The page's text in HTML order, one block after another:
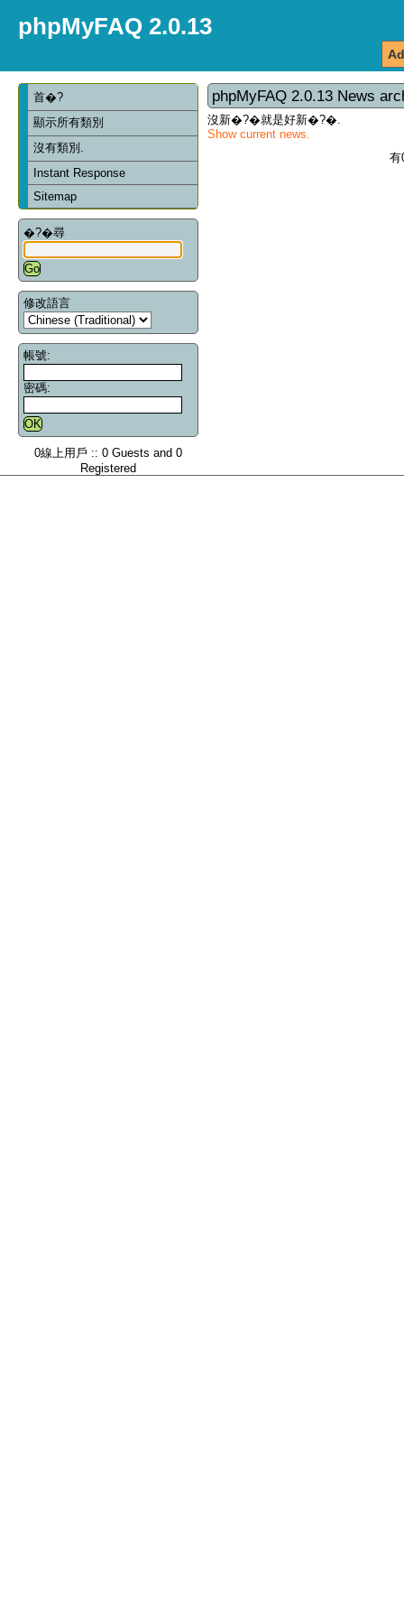
phpMyFAQ 2.0.13
首�?
顯示所有類別
沒有類別.
Instant Response
Sitemap
�?�尋
修改語言
帳號:
密碼:
0線上用戶 :: 0 Guests and 0
Registered
phpMyFAQ 2.0.13 News
沒新�?�就是好新�?�.
Show current news.
有